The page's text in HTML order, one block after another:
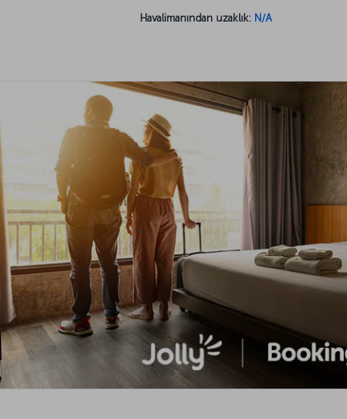
Havalimanından uzaklık: N/A